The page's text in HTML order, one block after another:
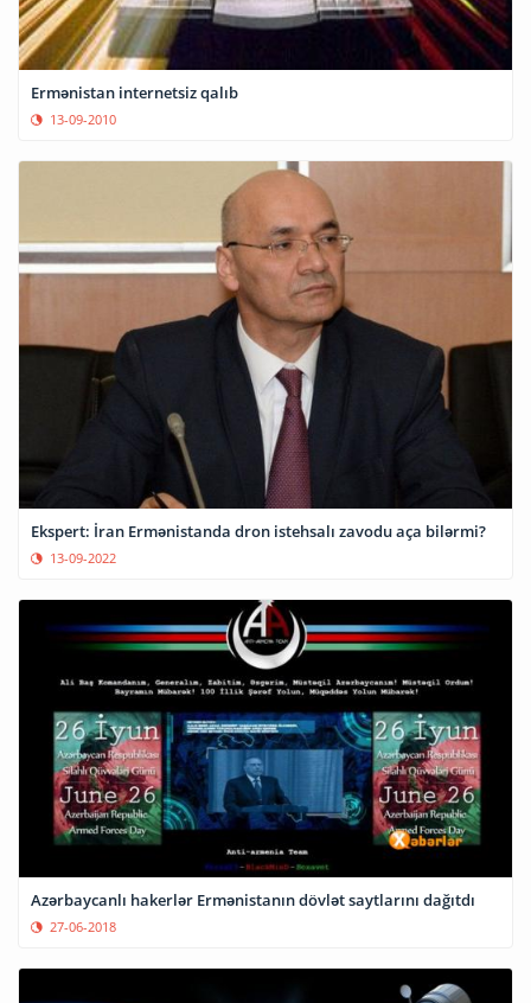
Ermənistan internetsiz qalıb
13-09-2010
Ekspert: İran Ermənistanda dron istehsalı zavodu aça bilərmi?
13-09-2022
Azərbaycanlı hakerlər Ermənistanın dövlət saytlarını dağıtdı
27-06-2018